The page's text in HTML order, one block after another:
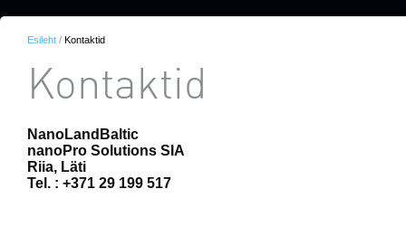
Esileht / Kontaktid
Kontaktid
NanoLandBaltic
nanoPro Solutions SIA
Riia, Läti
Tel. : +371 29 199 517